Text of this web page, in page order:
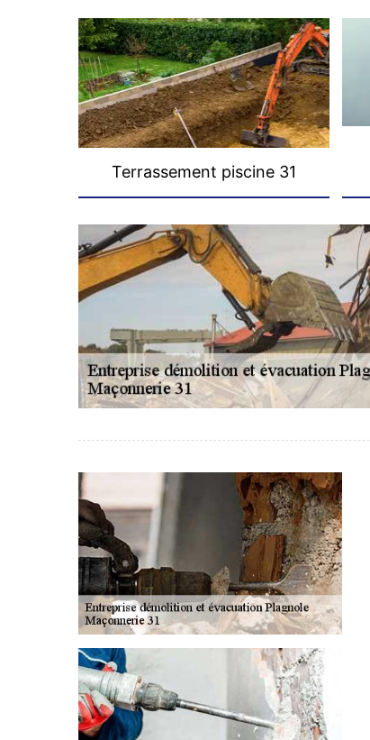
Terrassement piscine 31